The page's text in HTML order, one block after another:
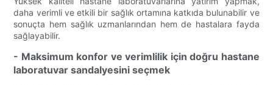
daha verimli ve etkili bir sağlık ortamına katkıda bulunabilir ve
sonuçta hem sağlık uzmanlarından hem de hastalara fayda
sağlayabilir.
- Maksimum konfor ve verimlilik için doğru hastane
laboratuvar sandalyesini seçmek